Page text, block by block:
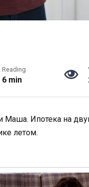
Reading
6 min
Ипотека на
летом.